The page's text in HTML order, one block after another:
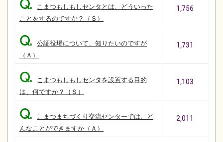
Q. こまつもしもしセンタとは、どういった
ことをするのですか？（Ｓ）
1,756
Q. 公証役場について、知りたいのですが
（Ａ）
1,731
Q. こまつもしもしセンタを設置する目的
は、何ですか？（Ｓ）
1,103
Q. こまつまちづくり交流センターでは、ど
んなことができますか（Ａ）
2,011